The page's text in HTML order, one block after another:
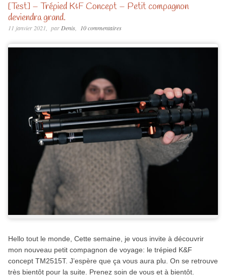
[Test] – Trépied K&F Concept – Petit compagnon
deviendra grand.
11 janvier 2021 parDenis 10 commentaires
Hello tout le monde, Cette semaine, je vous invite à découvrir
mon nouveau petit compagnon de voyage: le trépied K&F
concept TM2515T. J’espère que ça vous aura plu. On se retrouve
très bientôt pour la suite. Prenez soin de vous et à bientôt.